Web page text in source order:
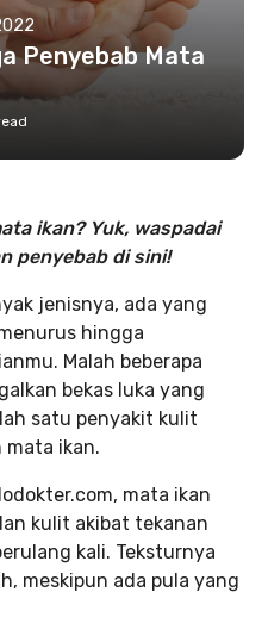
Penyebab Mata
ikan? Yuk, waspadai
penyebab di sini!
jenisnya, ada yang
hingga
Malah beberapa
bekas luka yang
satu penyakit kulit
ikan.
mata ikan
kulit akibat tekanan
kali. Teksturnya
meskipun ada pula yang